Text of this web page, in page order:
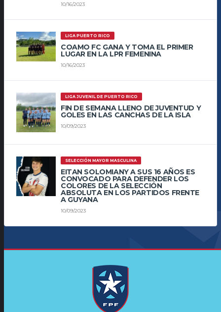
10/16/2023
LIGA PUERTO RICO
COAMO FC GANA Y TOMA EL PRIMER
LUGAR EN LA LPR FEMENINA
10/16/2023
LIGA JUVENIL DE PUERTO RICO
FIN DE SEMANA LLENO DE JUVENTUD Y
GOLES EN LAS CANCHAS DE LA ISLA
10/09/2023
SELECCIÓN MAYOR MASCULINA
EITAN SOLOMIANY A SUS 16 AÑOS ES
CONVOCADO PARA DEFENDER LOS
COLORES DE LA SELECCIÓN
ABSOLUTA EN LOS PARTIDOS FRENTE
A GUYANA
10/09/2023